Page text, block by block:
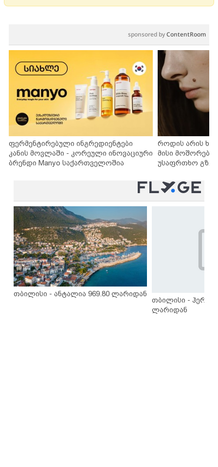
sponsored byContentRoom
ფერმენტირებული ინგრედიენტები
კანის მოვლაში - კორეული ინოვაციური
ბრენდი Manyo საქართველოშია
როდის არის
მისი
უსაფრთხო
თბილისი - ანტალია 969.80 ლარიდან
თბილისი -
ლარიდან